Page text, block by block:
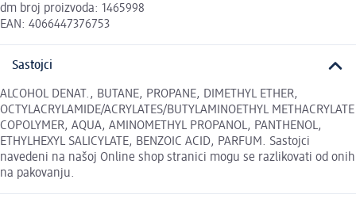
dm broj proizvoda: 1465998
EAN: 4066447376753
Sastojci
ALCOHOL DENAT., BUTANE, PROPANE, DIMETHYL ETHER,
OCTYLACRYLAMIDE/ACRYLATES/BUTYLAMINOETHYL METHACRYLATE
COPOLYMER, AQUA, AMINOMETHYL PROPANOL, PANTHENOL,
ETHYLHEXYL SALICYLATE, BENZOIC ACID, PARFUM. Sastojci
navedeni na našoj Online shop stranici mogu se razlikovati od onih
na pakovanju.